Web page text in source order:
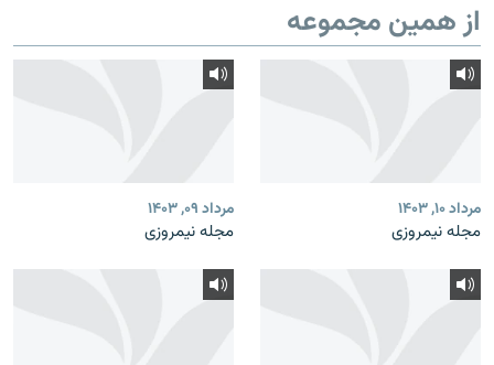
از همین مجموعه
مرداد ۱۰, ۱۴۰۳
مجله نیمروزی
مرداد ۰۹, ۱۴۰۳
مجله نیمروزی